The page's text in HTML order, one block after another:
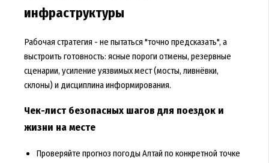
инфраструктуры
Рабочая стратегия - не пытаться "точно предсказать", а
выстроить готовность: ясные пороги отмены, резервные
сценарии, усиление уязвимых мест (мосты, ливнёвки,
склоны) и дисциплина информирования.
Чек-лист безопасных шагов для поездок и
жизни на месте
Проверяйте прогноз погоды Алтайпо конкретной точке